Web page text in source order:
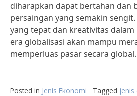
diharapkan dapat bertahan dan
persaingan yang semakin
yang tepat dan kreativitas
era globalisasi akan mampu
memperluas pasar secara global.
Posted in Jenis Ekonomi Tagged jenis